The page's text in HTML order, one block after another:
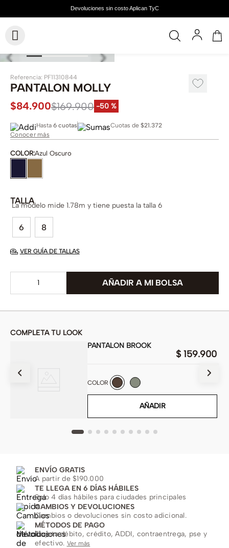
Referencia: PF11310844
PANTALON MOLLY
$84.900$169.900 -50 %
Hasta 6 cuotas Cuotas de $21.372
Conocer más
COLOR:Azul Oscuro
TALLA
6 8
La modelo mide 1.78m y tiene puesta la talla 6
VER GUÍA DE TALLAS
COMPLETA TU LOOK
PANTALON BROOK
$ 159.900
COLOR
AÑADIR
ENVÍO GRATIS
A partir de $190.000
TE LLEGA EN 6 DÍAS HÁBILES
Solo 4 días hábiles para ciudades principales
CAMBIOS Y DEVOLUCIONES
Cambios o devoluciones sin costo adicional.
MÉTODOS DE PAGO
Tarjeta débito, crédito, ADDI, contraentrega, pse y
efectivo. Ver más